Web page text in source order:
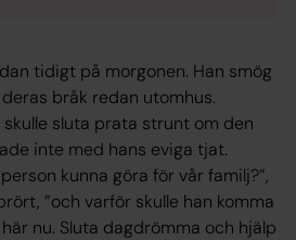
tidigt på morgonen. Han smög
bråk redan utomhus.
sluta prata strunt om den
inte med hans eviga tjat.
kunna göra för vår familj?”,
”och varför skulle han komma
nu. Sluta dagdrömma och hjälp